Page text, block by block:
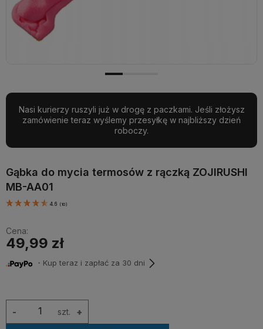
Nasi kurierzy ruszyli już w drogę z paczkami. Jeśli złożysz
zamówienie teraz wyślemy przesyłkę w najbliższy dzień
roboczy.
Gąbka do mycia termosów z rączką ZOJIRUSHI
MB-AA01
4.6 (10)
Cena:
49,99 zł
・Kup teraz i zapłać za 30 dni
szt. +
-